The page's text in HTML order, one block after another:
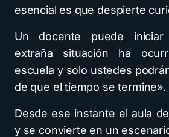
esencial es que despierte
Un docente puede iniciar
extraña situación ha
escuela y solo ustedes
de que el tiempo se termine».
Desde ese instante el aula
y se convierte en un